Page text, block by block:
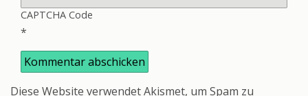
CAPTCHA Code
*
Diese Website verwendet Akismet, um Spam zu